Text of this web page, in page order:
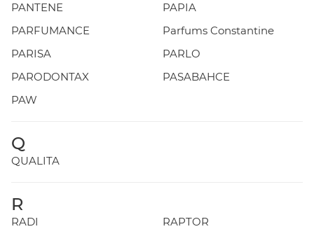
PANTENE
PAPIA
PARFUMANCE
Parfums Constantine
PARISA
PARLO
PARODONTAX
PASABAHCE
PAW
Q
QUALITA
R
RADI
RAPTOR